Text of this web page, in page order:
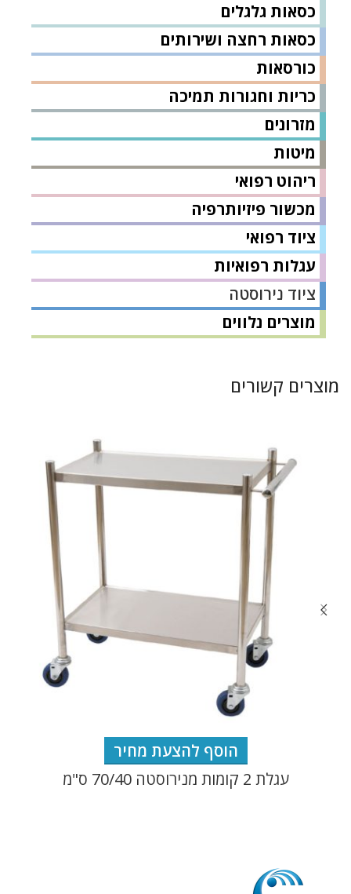
כסאות גלגלים
כסאות רחצה ושירותים
כורסאות
כריות וחגורות תמיכה
מזרונים
מיטות
ריהוט רפואי
מכשור פיזיותרפיה
ציוד רפואי
עגלות רפואיות
ציוד נירוסטה
מוצרים נלווים
מוצרים קשורים
הוסף להצעת מחיר
עגלת 2 קומות מנירוסטה 70/40 ס"מ